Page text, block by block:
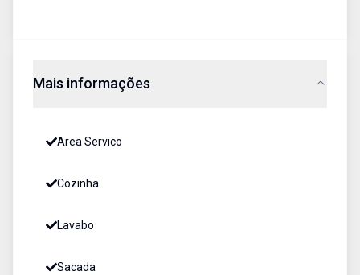
Mais informações
Area Servico
Cozinha
Lavabo
Sacada